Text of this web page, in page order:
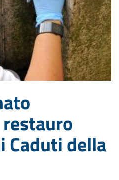
Caduti della